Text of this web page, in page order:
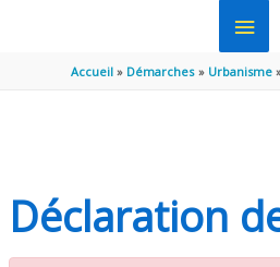
MENU
Accueil Démarches Urbanisme
Déclaration